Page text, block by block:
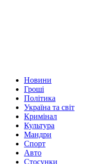
Новини
Гроші
Політика
Україна та світ
Кримінал
Культура
Мандри
Спорт
Авто
Стосунки